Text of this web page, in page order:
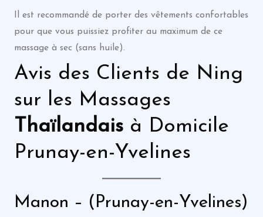
Il est recommandé de porter des vêtements confortables
pour que vous puissiez profiter au maximum de ce
massage à sec (sans huile).
Avis des Clients de Ning
sur les Massages
Thaïlandaisà Domicile
Prunay-en-Yvelines
Manon – (Prunay-en-Yvelines)